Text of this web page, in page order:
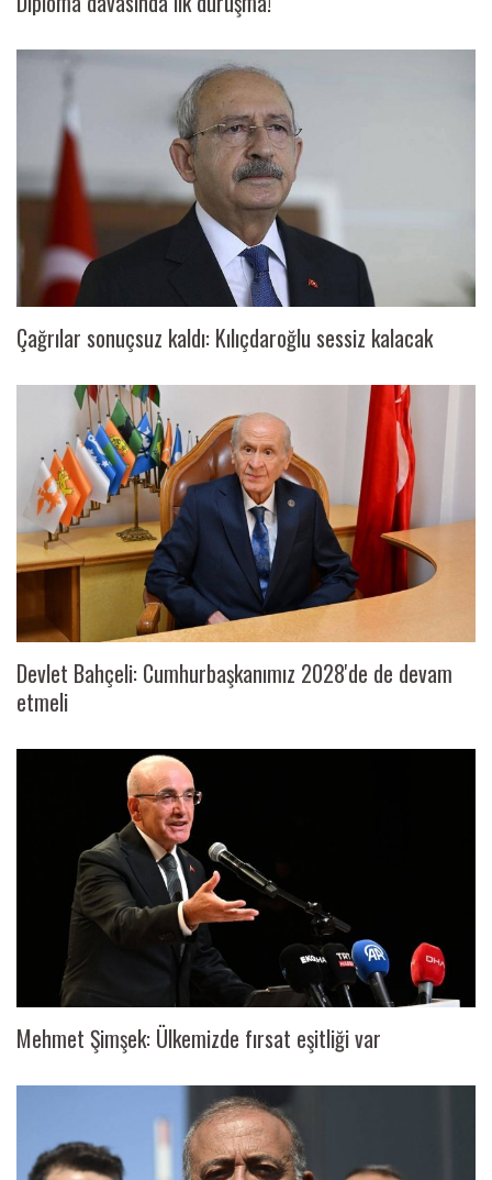
Çağrılar sonuçsuz kaldı: Kılıçdaroğlu sessiz kalacak
Devlet Bahçeli: Cumhurbaşkanımız 2028'de de devam
etmeli
Mehmet Şimşek: Ülkemizde fırsat eşitliği var